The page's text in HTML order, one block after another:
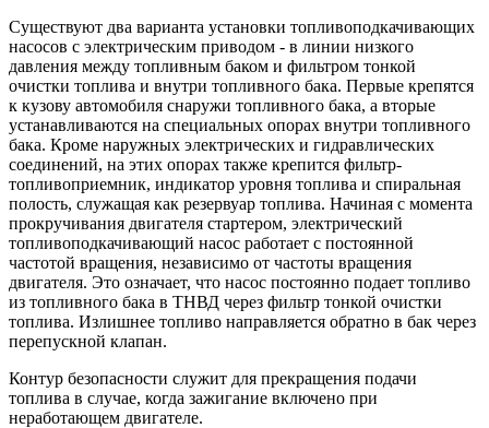
Существуют два варианта установки топливоподкачивающих
насосов с электрическим приводом - в линии низкого
давления между топливным баком и фильтром тонкой
очистки топлива и внутри топливного бака. Первые крепятся
к кузову автомобиля снаружи топливного бака, а вторые
устанавливаются на специальных опорах внутри топливного
бака. Кроме наружных электрических и гидравлических
соединений, на этих опорах также крепится фильтр-
топливоприемник, индикатор уровня топлива и спиральная
полость, служащая как резервуар топлива. Начиная с момента
прокручивания двигателя стартером, электрический
топливоподкачивающий насос работает с постоянной
частотой вращения, независимо от частоты вращения
двигателя. Это означает, что насос постоянно подает топливо
из топливного бака в ТНВД через фильтр тонкой очистки
топлива. Излишнее топливо направляется обратно в бак через
перепускной клапан.
Контур безопасности служит для прекращения подачи
топлива в случае, когда зажигание включено при
неработающем двигателе.